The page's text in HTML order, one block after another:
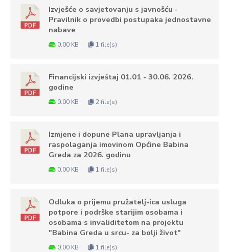
Izvješće o savjetovanju s javnošću -
Pravilnik o provedbi postupaka jednostavne
nabave
0.00 KB 1 file(s)
Financijski izvještaj 01.01 - 30.06. 2026.
godine
0.00 KB 2 file(s)
Izmjene i dopune Plana upravljanja i
raspolaganja imovinom Općine Babina
Greda za 2026. godinu
0.00 KB 1 file(s)
Odluka o prijemu pružatelj-ica usluga
potpore i podrške starijim osobama i
osobama s invaliditetom na projektu
"Babina Greda u srcu- za bolji život"
0.00 KB 1 file(s)